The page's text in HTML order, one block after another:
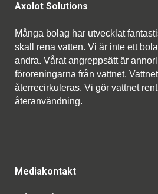
Axolot Solutions
Många bolag har utvecklat
skall rena vatten. Vi är inte ett
andra. Vårat angreppsätt är
föroreningarna från vattnet.
återrecirkuleras. Vi gör vattnet
återanvändning.
Mediakontakt